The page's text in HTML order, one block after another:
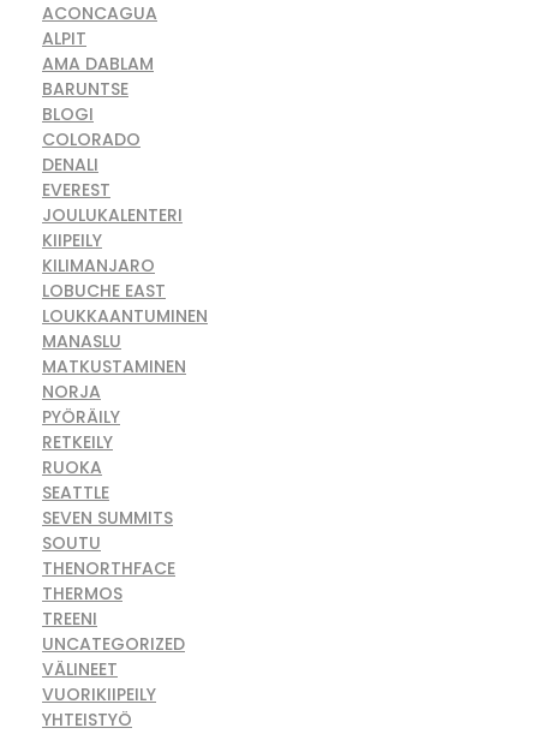
ACONCAGUA
ALPIT
AMA DABLAM
BARUNTSE
BLOGI
COLORADO
DENALI
EVEREST
JOULUKALENTERI
KIIPEILY
KILIMANJARO
LOBUCHE EAST
LOUKKAANTUMINEN
MANASLU
MATKUSTAMINEN
NORJA
PYÖRÄILY
RETKEILY
RUOKA
SEATTLE
SEVEN SUMMITS
SOUTU
THENORTHFACE
THERMOS
TREENI
UNCATEGORIZED
VÄLINEET
VUORIKIIPEILY
YHTEISTYÖ